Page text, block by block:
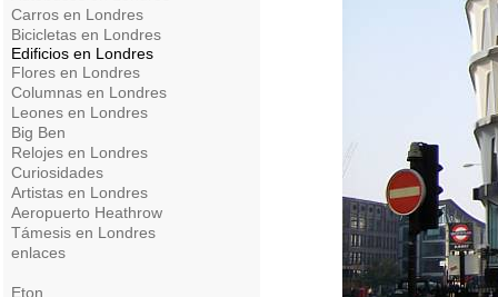
Carros en Londres
Bicicletas en Londres
Edificios en Londres
Flores en Londres
Columnas en Londres
Leones en Londres
Big Ben
Relojes en Londres
Curiosidades
Artistas en Londres
Aeropuerto Heathrow
Támesis en Londres
enlaces
Eton